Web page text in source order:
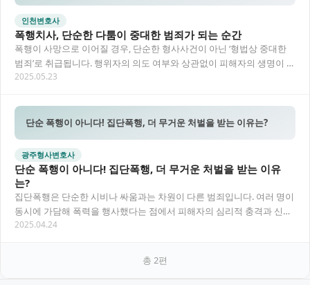
인천변호사
폭행치사, 단순한 다툼이 중대한 범죄가 되는 순간
폭행이 사망으로 이어질 경우, 단순한 형사사건이 아닌 ‘형법상 중대한
범죄’로 취급됩니다. 행위자의 의도 여부와 상관없이 피해자의 생명이 박
탈되었기 때문에, 형량 역시 매우 무겁고…
2025.05.23
단순 폭행이 아니다! 집단폭행, 더 무거운 처벌을 받는 이유는?
광주형사변호사
단순 폭행이 아니다! 집단폭행, 더 무거운 처벌을 받는 이유
는?
집단폭행은 단순한 시비나 싸움과는 차원이 다른 범죄입니다. 여러 명이
동시에 가담해 폭력을 행사했다는 점에서 피해자의 심리적 충격과 신체
적 손상이 크고, 법적 처벌도 훨씬 강력하게…
2025.04.24
총 2편